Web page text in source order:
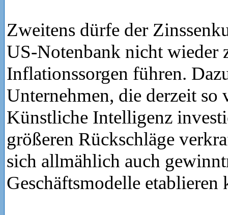
Zweitens dürfe der
US-Notenbank nicht wieder
Inflationssorgen führen.
Unternehmen, die derzeit so
Künstliche Intelligenz
größeren Rückschläge
sich allmählich auch
Geschäftsmodelle etablieren